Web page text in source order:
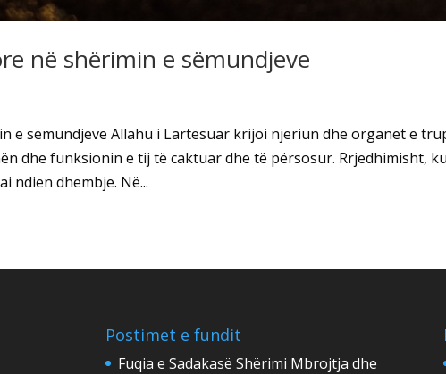
në shërimin e sëmundjeve
e sëmundjeve Allahu i Lartësuar krijoi njeriun dhe organet e
dhe funksionin e tij të caktuar dhe të përsosur. Rrjedhimisht,
ndien dhembje. Në...
Postimet e fundit
Fuqia e Sadakasë Shërimi Mbrojtja dhe